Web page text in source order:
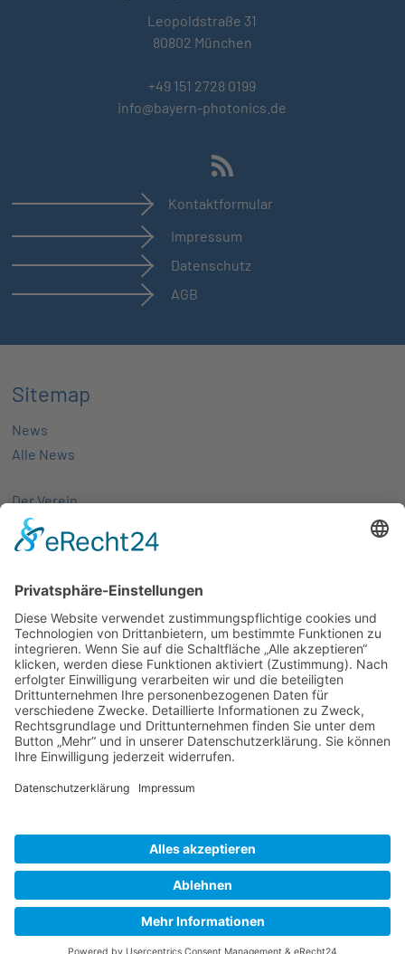
Leopoldstraße 31
80802 München
+49 151 2728 0199
info@bayern-photonics.de
Kontaktformular
Impressum
Datenschutz
AGB
Sitemap
News
Alle News
Der Verein
Über uns
Aktivitäten
Mitgliedschaft
Partnernetze
Veranstaltungen
Alle Veranstaltungen
Jobs
Alle Jobs
AGB
Impressum